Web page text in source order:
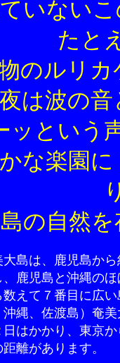
いない
たと
のルリ
は波の
ッという
な楽園
の自然
大島は、鹿児島か
、鹿児島と沖縄の
数えて７番目に広
沖縄、佐渡島）奄
日はかかり、東京
距離があります。